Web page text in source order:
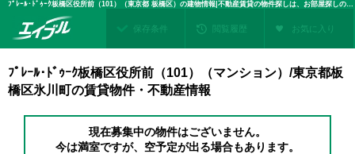
ﾌﾟﾚｰﾙ･ﾄﾞｩｰｸ板橋区役所前（101）（東京都 板橋区）の建物情報|不動産賃貸の物件探しは、お部屋探しのエイブル
保存条件 閲覧履歴 お気に入り
ﾌﾟﾚｰﾙ･ﾄﾞｩｰｸ板橋区役所前（101）（マンション）/東京都板
橋区氷川町の賃貸物件・不動産情報
現在募集中の物件はございません。
今は満室ですが、空予定が出る場合もあります。